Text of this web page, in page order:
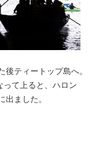
ティートップ島へ。
て上ると、ハロン
ました。